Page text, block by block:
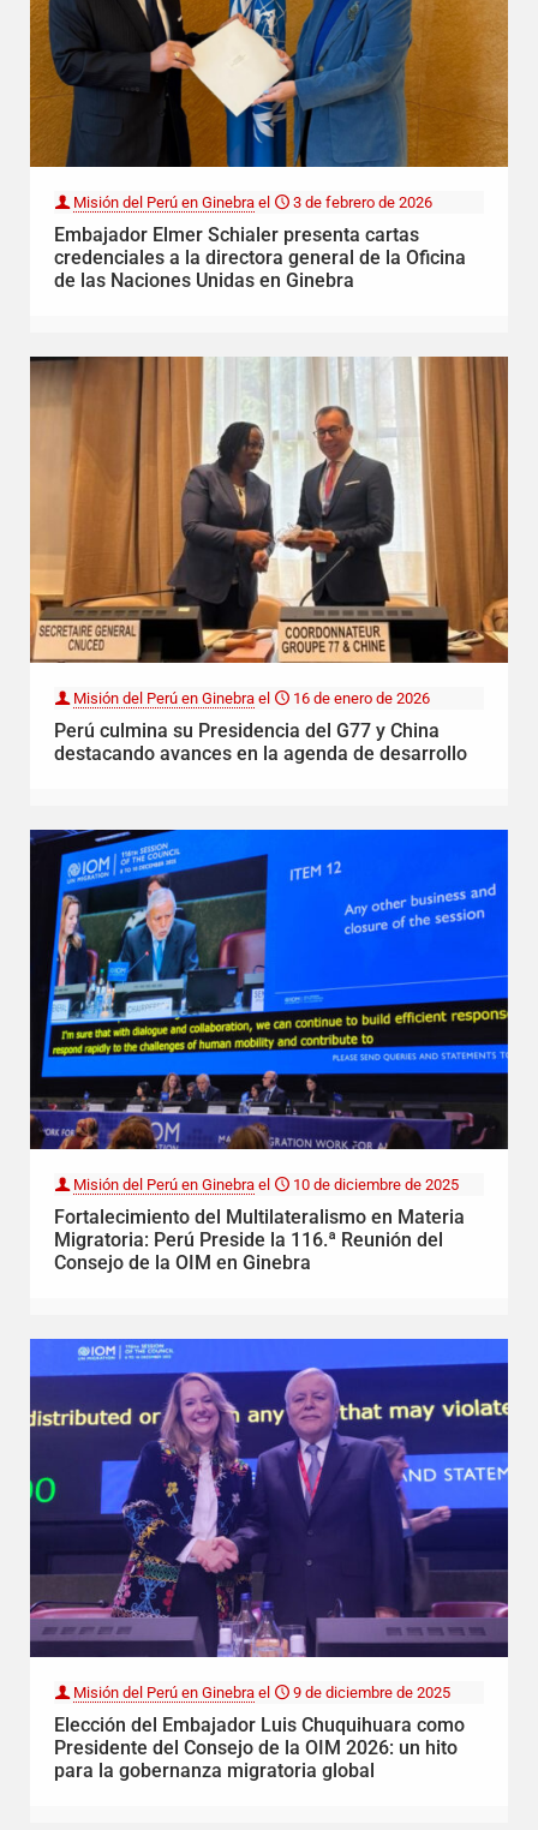
Misión del Perú en Ginebra el 3 de febrero de 2026
Embajador Elmer Schialer presenta cartas
credenciales a la directora general de la Oficina
de las Naciones Unidas en Ginebra
Misión del Perú en Ginebra el 16 de enero de 2026
Perú culmina su Presidencia del G77 y China
destacando avances en la agenda de desarrollo
Misión del Perú en Ginebra el 10 de diciembre de 2025
Fortalecimiento del Multilateralismo en Materia
Migratoria: Perú Preside la 116.ª Reunión del
Consejo de la OIM en Ginebra
Misión del Perú en Ginebra el 9 de diciembre de 2025
Elección del Embajador Luis Chuquihuara como
Presidente del Consejo de la OIM 2026: un hito
para la gobernanza migratoria global